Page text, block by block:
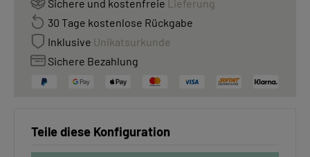
Sichere und kostenfreie Lieferung
30 Tage kostenlose Rückgabe
Inklusive Unikatsurkunde
Sichere Bezahlung
Teile diese Konfiguration